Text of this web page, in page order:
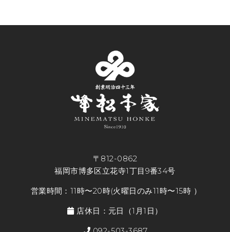
〒812-0862
福岡市博多区立花寺1丁目9番34号
営業時間：11時〜20時(火曜日のみ11時〜15時 ）
店休日：元日（1月1日）